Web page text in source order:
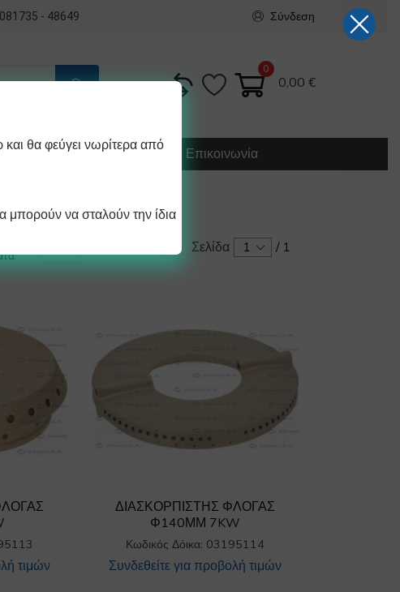
- 48649 Σύνδεση
0
0,00€
Κατασκευή Οδηγίες Επικοινωνία
Σελίδα 1 / 1
τιμών
ΔΙΑΣΚΟΡΠΙΣΤΗΣ ΦΛΟΓΑΣ
Φ140ΜΜ 7KW
Κωδικός Δόικα: 03195114
Συνδεθείτε για προβολή τιμών
θα φεύγει νωρίτερα από
να σταλούν την ίδια